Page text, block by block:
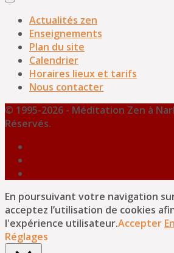
Actualités zen
Enseignements
Plan du site
Calendrier
Horaires lieux et tarifs
Nous contacter
© 1995-2026 - Méditation Zen à
Réservés.
En poursuivant votre navigation
acceptez l’utilisation de cookies
l'expérience utilisateur.Accepter
Réglages